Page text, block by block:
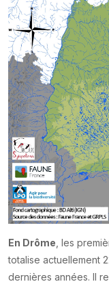
En Drôme , les
totalise actuellement
dernières années. Il